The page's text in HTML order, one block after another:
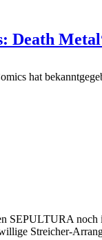
Death
hat
SEPULTURA
Streicher-